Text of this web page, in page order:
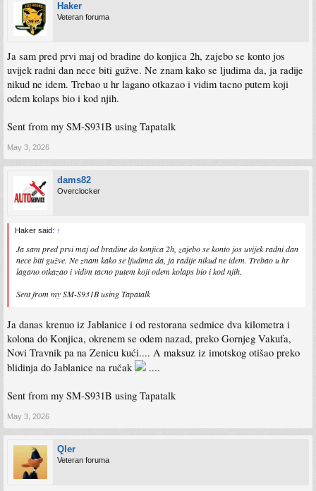
Haker
Veteran foruma
Ja sam pred prvi maj od bradine do konjica 2h, zajebo se konto jos
uvijek radni dan nece biti gužve. Ne znam kako se ljudima da, ja radije
nikud ne idem. Trebao u hr lagano otkazao i vidim tacno putem koji
odem kolaps bio i kod njih.
Sent from my SM-S931B using Tapatalk
May 3, 2026
dams82
Overclocker
Haker said: ↑
Ja sam pred prvi maj od bradine do konjica 2h, zajebo se konto jos uvijek radni dan
nece biti gužve. Ne znam kako se ljudima da, ja radije nikud ne idem. Trebao u hr
lagano otkazao i vidim tacno putem koji odem kolaps bio i kod njih.
Sent from my SM-S931B using Tapatalk
Ja danas krenuo iz Jablanice i od restorana sedmice dva kilometra i
kolona do Konjica, okrenem se odem nazad, preko Gornjeg Vakufa,
Novi Travnik pa na Zenicu kući.... A maksuz iz imotskog otišao preko
blidinja do Jablanice na ručak
....
Sent from my SM-S931B using Tapatalk
May 3, 2026
Qler
Veteran foruma